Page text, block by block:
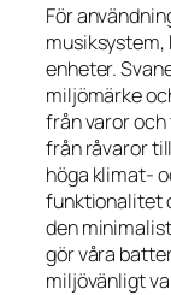
För
enheter.
miljömärke
från varor och
från råvaror
höga klimat-
funktionalitet
den
gör våra
miljövänligt